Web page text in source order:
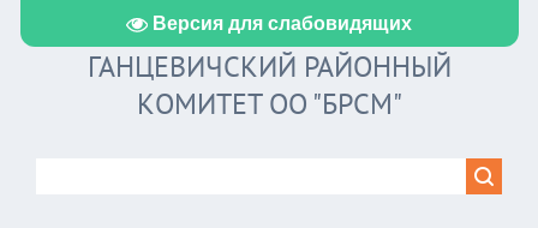
Версия для слабовидящих
ГАНЦЕВИЧСКИЙ РАЙОННЫЙ
КОМИТЕТ ОО "БРСМ"